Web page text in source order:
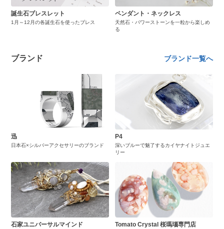
誕生石ブレスレット
1月～12月の各誕生石を使ったブレス
ペンダント・ネックレス
天然石・パワーストーンを一粒から楽しめ
る
ブランド ブランド一覧へ
迅
日本石×シルバーアクセサリーのブランド
P4
深いブルーで魅了するカイヤナイトジュエ
リー
石家ユニバーサルマインド Tomato Crystal 桜瑪瑙専門店